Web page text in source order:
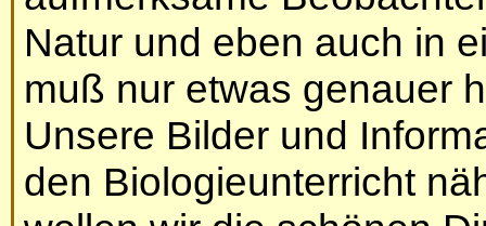
Natur und eben auch in
muß nur etwas genauer
Unsere Bilder und
den Biologieunterricht